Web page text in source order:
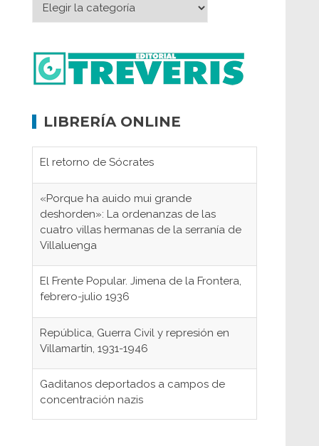
LIBRERÍA ONLINE
El retorno de Sócrates
«Porque ha auido mui grande
deshorden»: La ordenanzas de las
cuatro villas hermanas de la serranía de
Villaluenga
El Frente Popular. Jimena de la Frontera,
febrero-julio 1936
República, Guerra Civil y represión en
Villamartín, 1931-1946
Gaditanos deportados a campos de
concentración nazis